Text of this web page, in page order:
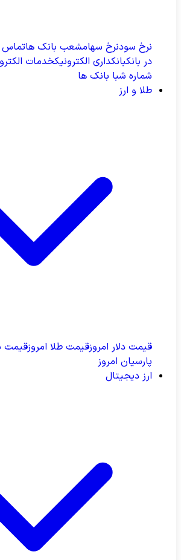
نرخ سودنرخ سهامشعب بانک هاتماس
در بانکبانکداری الکترونیکخدمات
شماره شبا بانک ها
طلا و ارز
قیمت دلار امروزقیمت طلا امروزقیمت
پارسیان امروز
ارز دیجیتال